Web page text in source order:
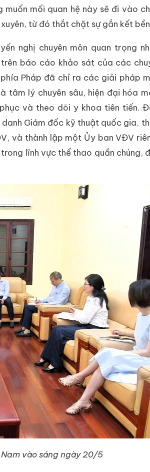
mối quan hệ này sẽ đi vào
từ đó thắt chặt sự gắn kết
nghị chuyên môn quan trọng
báo cáo khảo sát của các
Pháp đã chỉ ra các giải pháp
lý chuyên sâu, hiện đại hóa
và theo dõi y khoa tiên tiến.
Giám đốc kỹ thuật quốc gia,
và thành lập một Ủy ban VĐV
lĩnh vực thể thao quần chúng,
vào sáng ngày 20/5